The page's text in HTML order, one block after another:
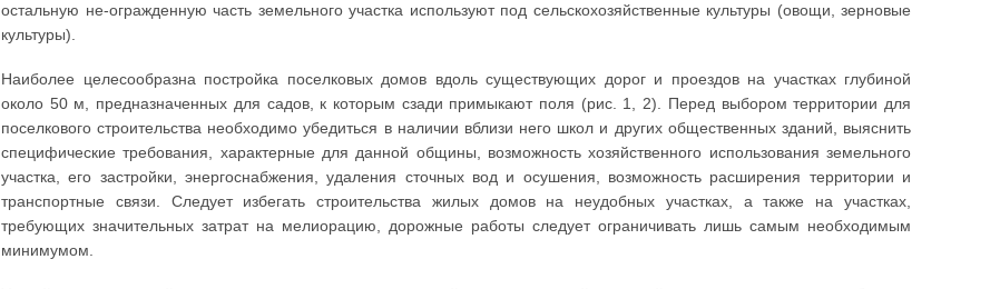
остальную не-огражденную часть земельного участка используют под сельскохозяйственные культуры (овощи, зерновые
культуры).
Наиболее целесообразна постройка поселковых домов вдоль существующих дорог и проездов на участках глубиной
около 50 м, предназначенных для садов, к которым сзади примыкают поля (рис. 1, 2). Перед выбором территории для
поселкового строительства необходимо убедиться в наличии вблизи него школ и других общественных зданий, выяснить
специфические требования, характерные для данной общины, возможность хозяйственного использования земельного
участка, его застройки, энергоснабжения, удаления сточных вод и осушения, возможность расширения территории и
транспортные связи. Следует избегать строительства жилых домов на неудобных участках, а также на участках,
требующих значительных затрат на мелиорацию, дорожные работы следует ограничивать лишь самым необходимым
минимумом.